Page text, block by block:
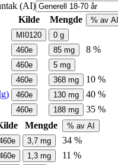
(AI)
Kilde Mengde % av AI
MI0120 0 g
460e 85 mg
8 %
460e 5 mg
460e 368 mg
10 %
460e 130 mg
40 %
460e 188 mg
35 %
Mengde % av AI
3,7 mg
34 %
1,3 mg
11 %